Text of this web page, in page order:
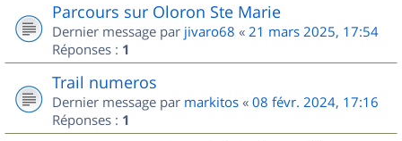
Parcours sur Oloron Ste Marie
Dernier message par jivaro68 « 21 mars 2025, 17:54
Réponses : 1
Trail numeros
Dernier message par markitos « 08 févr. 2024, 17:16
Réponses : 1